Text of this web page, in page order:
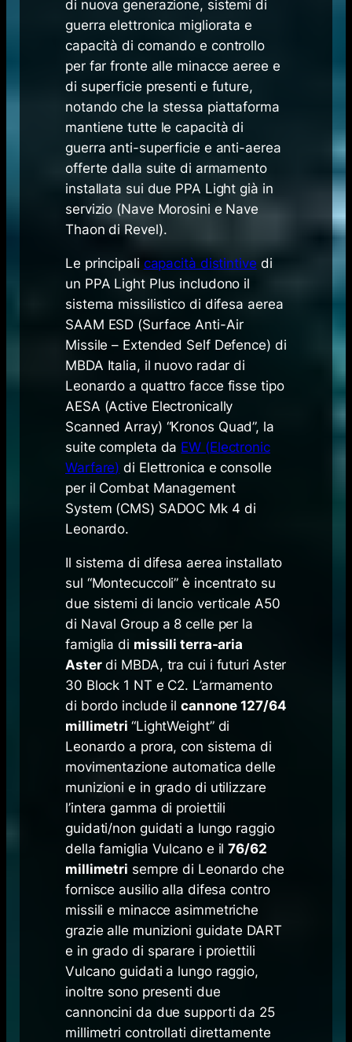
di nuova generazione, sistemi di
guerra elettronica migliorata e
capacità di comando e controllo
per far fronte alle minacce aeree e
di superficie presenti e future,
notando che la stessa piattaforma
mantiene tutte le capacità di
guerra anti-superficie e anti-aerea
offerte dalla suite di armamento
installata sui due PPA Light già in
servizio (Nave Morosini e Nave
Thaon di Revel).
Le principali capacità distintive di
un PPA Light Plus includono il
sistema missilistico di difesa aerea
SAAM ESD (Surface Anti-Air
Missile – Extended Self Defence) di
MBDA Italia, il nuovo radar di
Leonardo a quattro facce fisse tipo
AESA (Active Electronically
Scanned Array) “Kronos Quad”, la
suite completa da EW (Electronic
Warfare) di Elettronica e consolle
per il Combat Management
System (CMS) SADOC Mk 4 di
Leonardo.
Il sistema di difesa aerea installato
sul “Montecuccoli” è incentrato su
due sistemi di lancio verticale A50
di Naval Group a 8 celle per la
famiglia di missili terra-aria
Asterdi MBDA, tra cui i futuri Aster
30 Block 1 NT e C2. L’armamento
di bordo include ilcannone 127/64
millimetri “LightWeight” di
Leonardo a prora, con sistema di
movimentazione automatica delle
munizioni e in grado di utilizzare
l’intera gamma di proiettili
guidati/non guidati a lungo raggio
della famiglia Vulcano e il76/62
millimetri sempre di Leonardo che
fornisce ausilio alla difesa contro
missili e minacce asimmetriche
grazie alle munizioni guidate DART
e in grado di sparare i proiettili
Vulcano guidati a lungo raggio,
inoltre sono presenti due
cannoncini da due supporti da 25
millimetri controllati direttamente